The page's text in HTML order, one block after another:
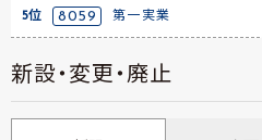
5位 8059 第一実業
新設・変更・廃止